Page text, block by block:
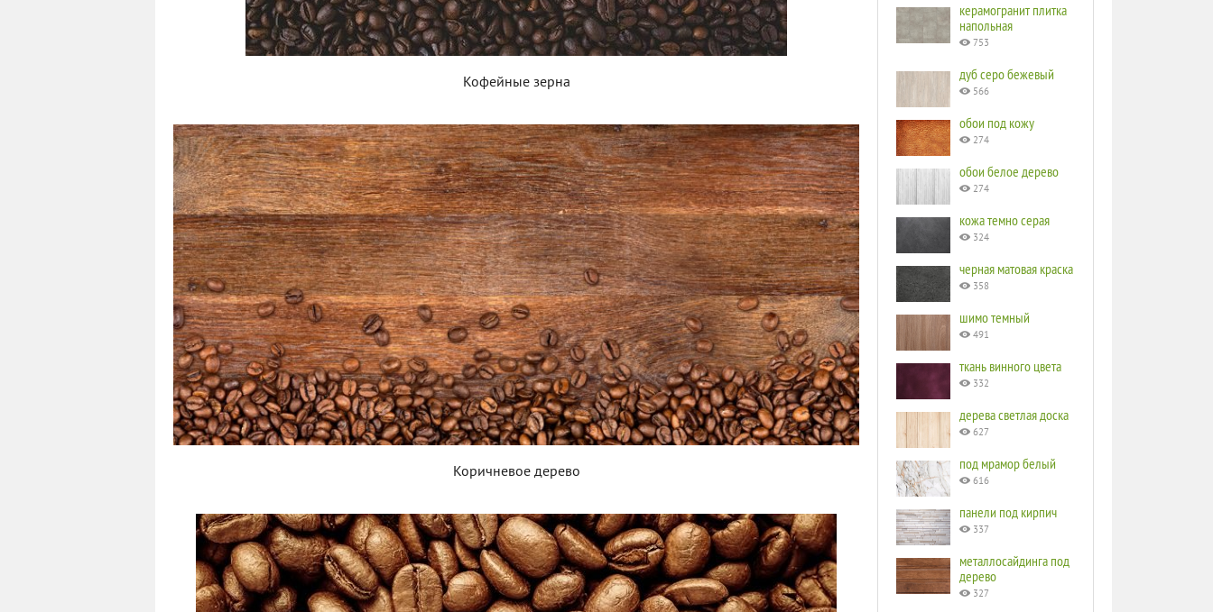
Кофейные зерна
Коричневое дерево
керамогранит плитка
напольная
753
дуб серо бежевый
566
обои под кожу
274
обои белое дерево
274
кожа темно серая
324
черная матовая краска
358
шимо темный
491
ткань винного цвета
332
дерева светлая доска
627
под мрамор белый
616
панели под кирпич
337
металлосайдинга под
дерево
327